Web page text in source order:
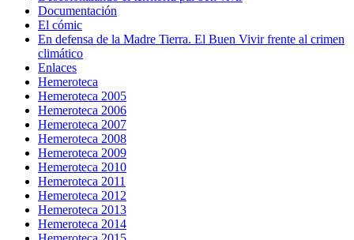
Documentación
El cómic
En defensa de la Madre Tierra. El Buen Vivir frente al crimen
climático
Enlaces
Hemeroteca
Hemeroteca 2005
Hemeroteca 2006
Hemeroteca 2007
Hemeroteca 2008
Hemeroteca 2009
Hemeroteca 2010
Hemeroteca 2011
Hemeroteca 2012
Hemeroteca 2013
Hemeroteca 2014